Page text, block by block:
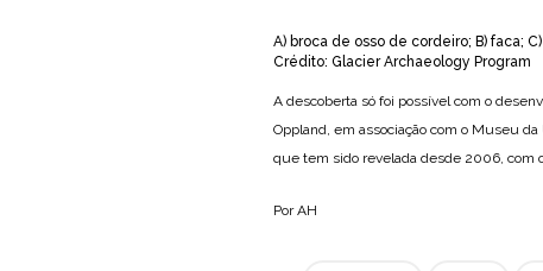
A) broca de osso de cordeiro; B) faca;
Crédito: Glacier Archaeology Program
A descoberta só foi possível com o
Oppland, em associação com o Museu
que tem sido revelada desde 2006, com
Por AH